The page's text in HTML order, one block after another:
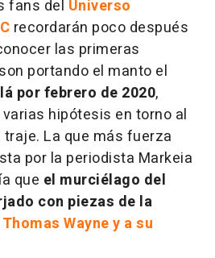
fans del Universo
recordarán poco después
las primeras
portando el manto el
por febrero de 2020,
hipótesis en torno al
La que más fuerza
por la periodista Markeia
que el murciélago del
con piezas de la
Thomas Wayne y a su